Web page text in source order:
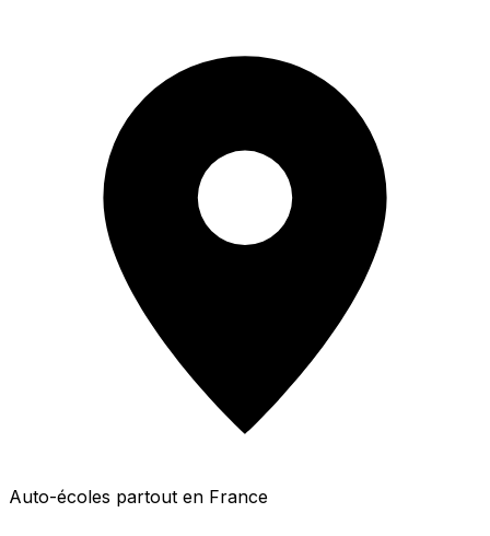
Auto-écoles partout en France